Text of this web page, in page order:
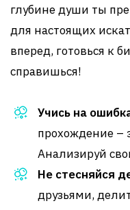
глубине души ты
для настоящих
вперед, готовься к
справишься!
Учись на
прохождение –
Анализируй
Не стесняйся
друзьями,